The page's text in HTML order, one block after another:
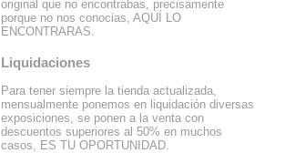
original que no encontrabas, precisamente
porque no nos conocias, AQUÍ LO
ENCONTRARAS.
Liquidaciones
Para tener siempre la tienda actualizada,
mensualmente ponemos en liquidación diversas
exposiciones, se ponen a la venta con
descuentos superiores al 50% en muchos
casos, ES TU OPORTUNIDAD.